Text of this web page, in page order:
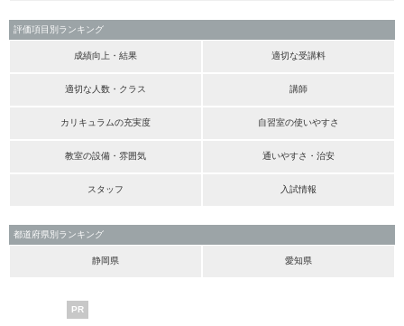
評価項目別ランキング
成績向上・結果 適切な受講料
適切な人数・クラス 講師
カリキュラムの充実度 自習室の使いやすさ
教室の設備・雰囲気 通いやすさ・治安
スタッフ 入試情報
都道府県別ランキング
静岡県 愛知県
PR